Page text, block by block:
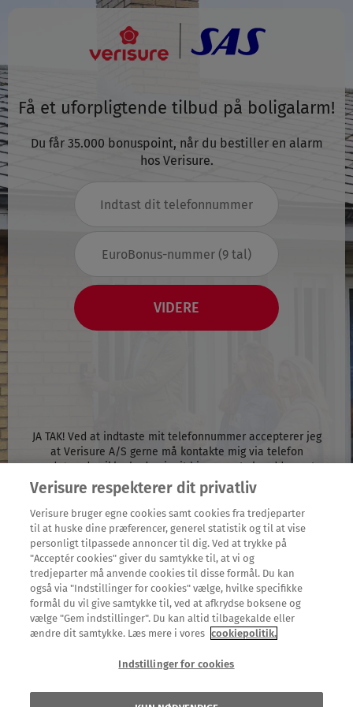
Få et uforpligtende tilbud på boligalarm!
Du får 35.000 bonuspoint, når du bestiller en alarm
hos Verisure.
JA TAK! Ved at indtaste mit telefonnummer accepterer jeg
at Verisure A/S gerne må kontakte mig via telefon
vedrørende sikkerheden i mit hjem og et skræddersyet
tilbud om Verisures produkter. Det er 100% uforpligtende,
og du kan altid frabede dig opkald fra os via
nejtak@verisure.dkeller 80205050. Du kan læse om dine
rettigheder, og hvordan vi behandler dine
personoplysninger i vorespersondatapolitik. Vi optager
samtalen med henblik på at dokumentere, hvad vi
aftaler, og til kontrolformål. Optagelserne gemmes i 30
dage. Du kan læse mere om, hvordan vi behandler
optagelserne i vores politik omtelefonsamtaler.
Tilbuddet kan ikke kombineres med andre tilbud eller
gå op til 60 dage fra installationen til pointene overføres.
Verisure respekterer dit privatliv
Verisure bruger egne cookies samt cookies fra tredjeparter
til at huske dine præferencer, generel statistik og til at vise
personligt tilpassede annoncer til dig. Ved at trykke på
"Acceptér cookies" giver du samtykke til, at vi og
tredjeparter må anvende cookies til disse formål. Du kan
også via "Indstillinger for cookies" vælge, hvilke specifikke
formål du vil give samtykke til, ved at afkrydse boksene og
vælge "Gem indstillinger". Du kan altid tilbagekalde eller
ændre dit samtykke. Læs mere i vores cookiepolitik.
Indstillinger for cookies